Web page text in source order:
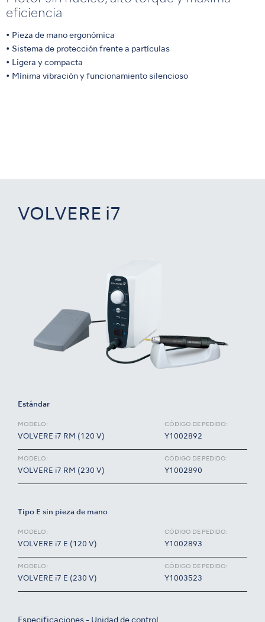
eficiencia
• Pieza de mano ergonómica
• Sistema de protección frente a partículas
• Ligera y compacta
• Mínima vibración y funcionamiento silencioso
VOLVERE i7
Estándar
MODELO:
VOLVERE i7 RM (120 V)
CÓDIGO DE PEDIDO:
Y1002892
MODELO:
VOLVERE i7 RM (230 V)
CÓDIGO DE PEDIDO:
Y1002890
Tipo E sin pieza de mano
MODELO:
VOLVERE i7 E (120 V)
CÓDIGO DE PEDIDO:
Y1002893
MODELO:
VOLVERE i7 E (230 V)
CÓDIGO DE PEDIDO:
Y1003523